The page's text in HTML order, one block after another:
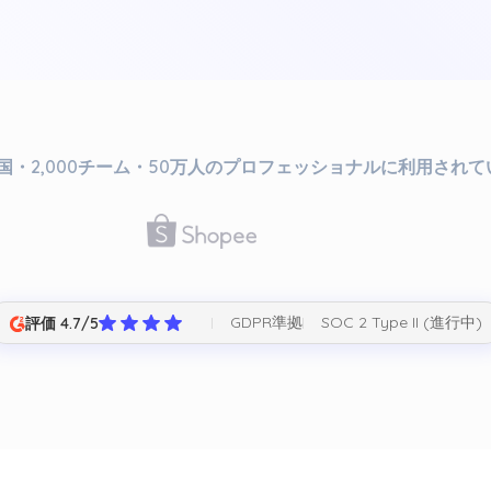
・2,000チーム・50万人のプロフェッショナルに利用されて
評価 4.7/5 GDPR準拠 SOC 2 Type II (進行中)